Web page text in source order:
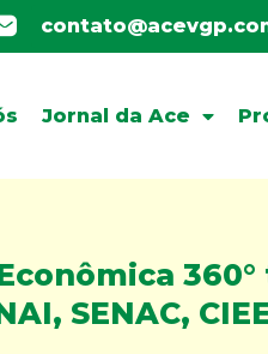
Jornal da Ace
SENAC,